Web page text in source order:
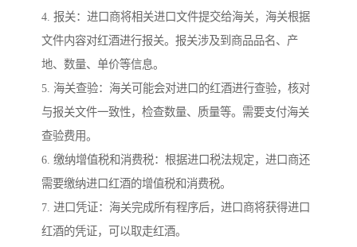
4. 报关：进口商将相关进口文件提交给海关，海关根据
文件内容对红酒进行报关。报关涉及到商品品名、产
地、数量、单价等信息。
5. 海关查验：海关可能会对进口的红酒进行查验，核对
与报关文件一致性，检查数量、质量等。需要支付海关
查验费用。
6. 缴纳增值税和消费税：根据进口税法规定，进口商还
需要缴纳进口红酒的增值税和消费税。
7. 进口凭证：海关完成所有程序后，进口商将获得进口
红酒的凭证，可以取走红酒。